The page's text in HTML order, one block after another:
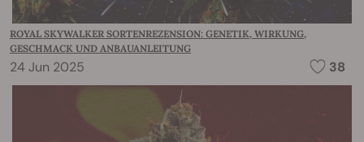
ROYAL SKYWALKER SORTENREZENSION: GENETIK, WIRKUNG,
GESCHMACK UND ANBAUANLEITUNG
24 Jun 2025 38